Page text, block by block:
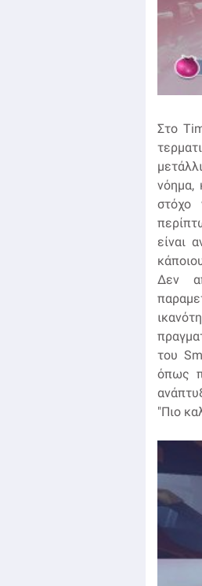
Στο
νόημα,
στόχο
είναι
Δεν
του
όπως
"Πιο